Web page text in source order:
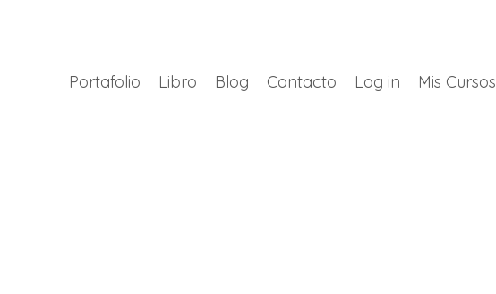
Portafolio Libro Blog Contacto Log in Mis Cursos